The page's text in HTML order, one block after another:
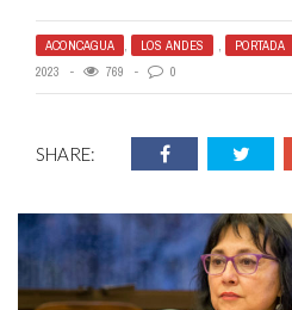
ACONCAGUA , LOS ANDES , PORTADA
2023
769 0
SHARE: